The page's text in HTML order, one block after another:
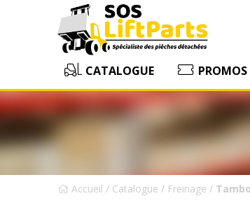
CATALOGUE PROMOS
Accueil / Catalogue / Freinage /